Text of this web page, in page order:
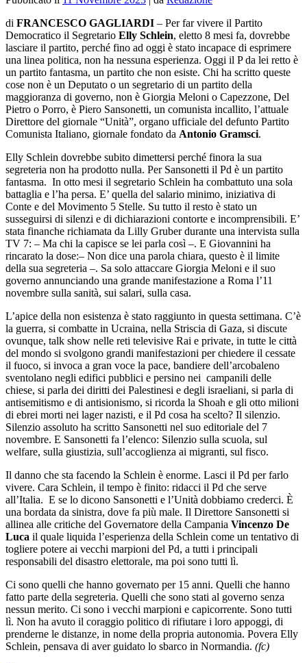
di FRANCESCO GAGLIARDI – Per far vivere il Partito
Democratico il Segretario Elly Schlein, eletto 8 mesi fa, dovrebbe
lasciare il partito, perché fino ad oggi è stato incapace di esprimere
una linea politica, non ha nessuna esperienza. Oggi il P da lei retto è
un partito fantasma, un partito che non esiste. Chi ha scritto queste
cose non è un Deputato o un segretario di un partito della
maggioranza di governo, non è Giorgia Meloni o Capezzone, Del
Pietro o Porro, è Piero Sansonetti, un comunista incallito, l’attuale
Direttore del giornale “Unità”, organo ufficiale del defunto Partito
Comunista Italiano, giornale fondato da Antonio Gramsci.
Elly Schlein dovrebbe subito dimettersi perché finora la sua
segreteria non ha prodotto nulla. Per Sansonetti il Pd è un partito
fantasma. In otto mesi il segretario Schlein ha combattuto una sola
battaglia e l’ha persa. E’ quella del salario minimo, iniziativa di
Conte e del Movimento 5 Stelle. Su tutto il resto è stato un
susseguirsi di silenzi e di dichiarazioni contorte e incomprensibili. E’
stata finanche richiamata da Lilly Gruber durante una intervista sulla
TV 7: – Ma chi la capisce se lei parla così –. E Giovannini ha
rincarato la dose:– Non dice una parola chiara, questo è il limite
della sua segreteria –. Sa solo attaccare Giorgia Meloni e il suo
governo annunciando una grande manifestazione a Roma l’11
novembre sulla sanità, sui salari, sulla casa.
L’apice della non esistenza è stato raggiunto in questa settimana. C’è
la guerra, si combatte in Ucraina, nella Striscia di Gaza, si discute
ovunque, talk show nelle reti televisive Rai e private, in tutte le città
del mondo si svolgono grandi manifestazioni per chiedere il cessate
il fuoco, si invoca a gran voce la pace, bandiere dell’arcobaleno
sventolano negli edifici pubblici e persino nei campanili delle
chiese, si parla dei diritti dei Palestinesi e degli israeliani, si parla di
antisemitismo e di antisionismo, si ricorda la Shoah e gli otto milioni
di ebrei morti nei lager nazisti, e il Pd cosa ha scelto? Il silenzio.
Silenzio assoluto ha scritto Sansonetti nel suo editoriale del 7
novembre. E Sansonetti fa l’elenco: Silenzio sulla scuola, sul
welfare, sulla giustizia, sull’accoglienza ai migranti, sul fisco.
Il danno che sta facendo la Schlein è enorme. Lasci il Pd per farlo
vivere. Cara Schlein, il tempo è finito: ridacci il Pd che serve
all’Italia. E se lo dicono Sansonetti e l’Unità dobbiamo crederci. È
una bordata da sinistra, dove fa più male. Il Direttore Sansonetti si
allinea alle critiche del Governatore della Campania Vincenzo De
Luca il quale liquida l’esperienza della Schlein come un tentativo di
togliere potere ai vecchi marpioni del Pd, a tutti i principali
responsabili del disastro elettorale, ma poi sono tutti lì.
Ci sono quelli che hanno governato per 15 anni. Quelli che hanno
fatto parte della segreteria. Quelli che sono stati al governo senza
nessun merito. Ci sono i vecchi marpioni e capicorrente. Sono tutti
lì. Non ha avuto il coraggio politico di rifiutare i loro appoggi, di
prenderne le distanze, in nome della propria autonomia. Povera Elly
Schlein, pensava di aver guidato lo sbarco in Normandia. (fc)